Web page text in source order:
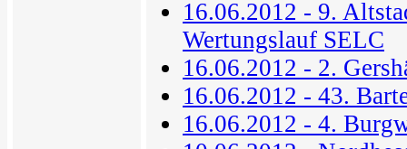
16.06.2012 - 9.
Wertungslauf SELC
16.06.2012 - 2.
16.06.2012 - 43.
16.06.2012 - 4.